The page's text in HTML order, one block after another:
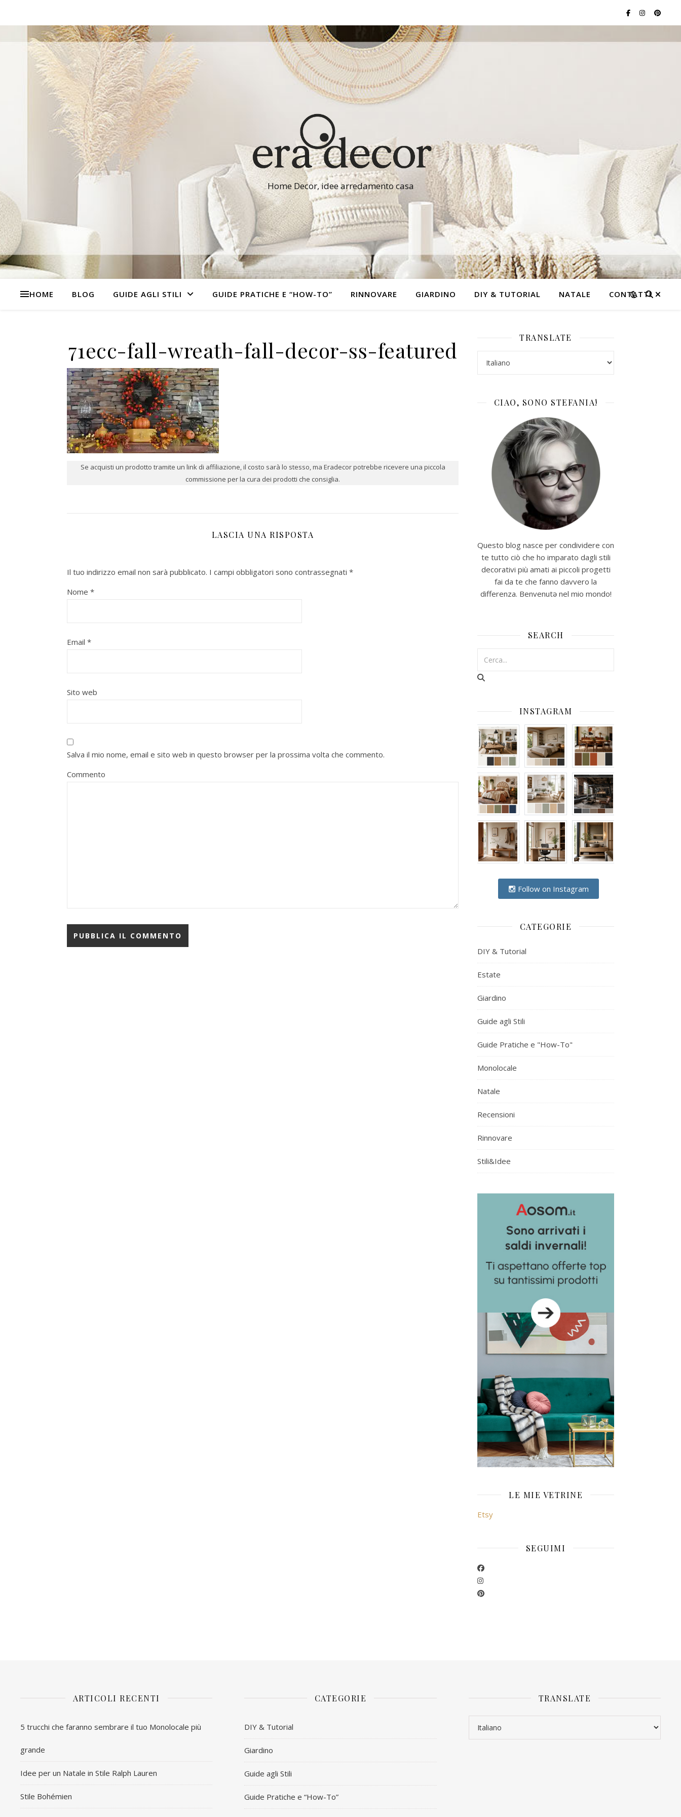
Home Decor, idee arredamento casa
HOME BLOG GUIDE AGLI STILI GUIDE PRATICHE E “HOW-TO” RINNOVARE GIARDINO DIY & TUTORIAL NATALE CONTATTI
71ecc-fall-wreath-fall-decor-ss-featured
Se acquisti un prodotto tramite un link di affiliazione, il costo sarà lo stesso, ma Eradecor potrebbe ricevere una piccola
commissione per la cura dei prodotti che consiglia.
LASCIA UNA RISPOSTA
Il tuo indirizzo email non sarà pubblicato. I campi obbligatori sono contrassegnati *
Nome *
Email *
Sito web
Salva il mio nome, email e sito web in questo browser per la prossima volta che commento.
Commento
TRANSLATE
CIAO, SONO STEFANIA!
Questo blog nasce per condividere con
te tutto ciò che ho imparato dagli stili
decorativi più amati ai piccoli progetti
fai da te che fanno davvero la
differenza. Benvenutə nel mio mondo!
SEARCH
INSTAGRAM
Follow on Instagram
CATEGORIE
DIY & Tutorial
Estate
Giardino
Guide agli Stili
Guide Pratiche e "How-To"
Monolocale
Natale
Recensioni
Rinnovare
Stili&Idee
LE MIE VETRINE
Etsy
SEGUIMI
ARTICOLI RECENTI
5 trucchi che faranno sembrare il tuo Monolocale più
grande
Idee per un Natale in Stile Ralph Lauren
Stile Bohémien
CATEGORIE
DIY & Tutorial
Giardino
Guide agli Stili
Guide Pratiche e “How-To”
TRANSLATE